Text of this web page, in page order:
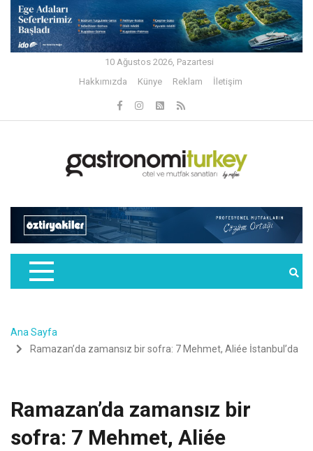
10 Ağustos 2026, Pazartesi
Hakkımızda
Künye Reklam İletişim
Ana Sayfa
Ramazan’da zamansız bir sofra: 7 Mehmet, Aliée İstanbul’da
Ramazan’da zamansız bir
sofra: 7 Mehmet, Aliée